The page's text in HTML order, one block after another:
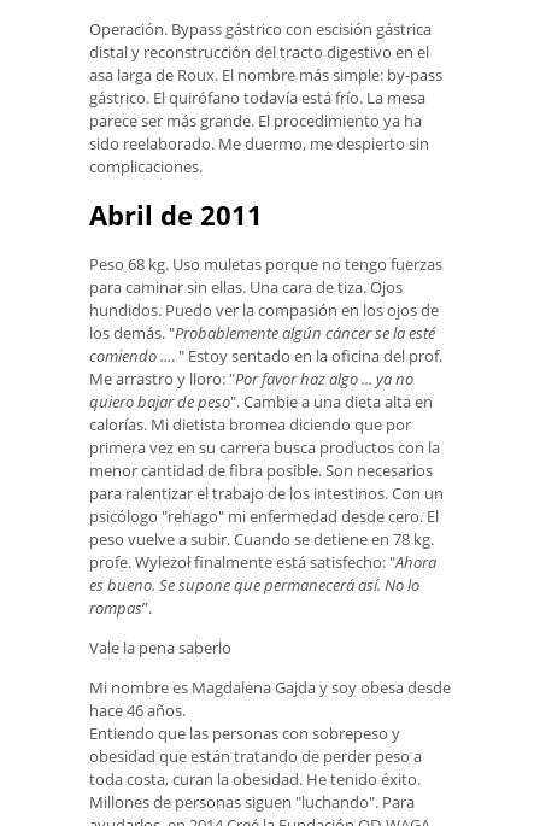
Operación. Bypass gástrico con escisión gástrica
distal y reconstrucción del tracto digestivo en el
asa larga de Roux. El nombre más simple: by-pass
gástrico. El quirófano todavía está frío. La mesa
parece ser más grande. El procedimiento ya ha
sido reelaborado. Me duermo, me despierto sin
complicaciones.
Abril de 2011
Peso 68 kg. Uso muletas porque no tengo fuerzas
para caminar sin ellas. Una cara de tiza. Ojos
hundidos. Puedo ver la compasión en los ojos de
los demás. "Probablemente algún cáncer se la esté
comiendo .... " Estoy sentado en la oficina del prof.
Me arrastro y lloro: "Por favor haz algo ... ya no
quiero bajar de peso". Cambie a una dieta alta en
calorías. Mi dietista bromea diciendo que por
primera vez en su carrera busca productos con la
menor cantidad de fibra posible. Son necesarios
para ralentizar el trabajo de los intestinos. Con un
psicólogo "rehago" mi enfermedad desde cero. El
peso vuelve a subir. Cuando se detiene en 78 kg.
profe. Wyleżoł finalmente está satisfecho: "Ahora
es bueno. Se supone que permanecerá así. No lo
rompas”.
Vale la pena saberlo
Mi nombre es Magdalena Gajda y soy obesa desde
hace 46 años.
Entiendo que las personas con sobrepeso y
obesidad que están tratando de perder peso a
toda costa, curan la obesidad. He tenido éxito.
Millones de personas siguen "luchando". Para